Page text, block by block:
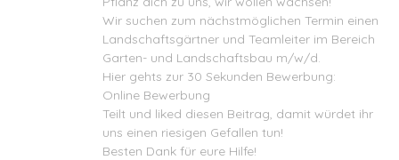
Wir suchen zum nächstmöglichen Termin einen
Landschaftsgärtner und Teamleiter im Bereich
Garten- und Landschaftsbau m/w/d.
Hier gehts zur 30 Sekunden Bewerbung:
Online Bewerbung
Teilt und liked diesen Beitrag, damit würdet ihr
uns einen riesigen Gefallen tun!
Besten Dank für eure Hilfe!